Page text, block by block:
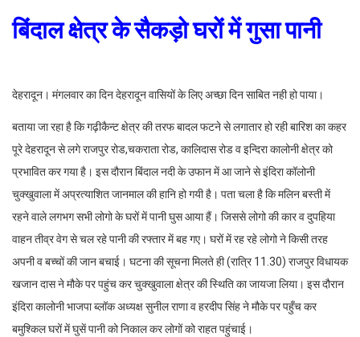
बिंदाल क्षेत्र के सैकड़ो घरों में गुसा पानी
देहरादून। मंगलवार का दिन देहरादून वासियों के लिए अच्छा दिन साबित नही हो पाया।
बताया जा रहा है कि गढ़ीकैन्ट क्षेत्र की तरफ बादल फटने से लगातार हो रही बारिश का कहर
पूरे देहरादून से लगे राजपुर रोड,चकराता रोड, कालिदास रोड व इन्दिरा कालोनी क्षेत्र को
प्रभावित कर गया है। इस दौरान बिंदाल नदी के उफान में आ जाने से इंदिरा कॉलोनी
चुक्खुवाला में अप्रत्याशित जानमाल की हानि हो गयी है। पता चला है कि मलिन बस्ती में
रहने वाले लगभग सभी लोगो के घरों में पानी घुस आया हैं। जिससे लोगो की कार व दुपहिया
वाहन तीव्र वेग से चल रहे पानी की रफ्तार में बह गए। घरों में रह रहे लोगो ने किसी तरह
अपनी व बच्चों की जान बचाई। घटना की सूचना मिलते ही (रात्रि 11.30) राजपुर विधायक
खजान दास ने मौके पर पहुंच कर चुक्खुवाला क्षेत्र की स्थिति का जायजा लिया। इस दौरान
इंदिरा कालोनी भाजपा ब्लॉक अध्यक्ष सुनील राणा व हरदीप सिंह ने मौके पर पहुँच कर
बमुश्किल घरों में घुसें पानी को निकाल कर लोगों को राहत पहुंचाई।